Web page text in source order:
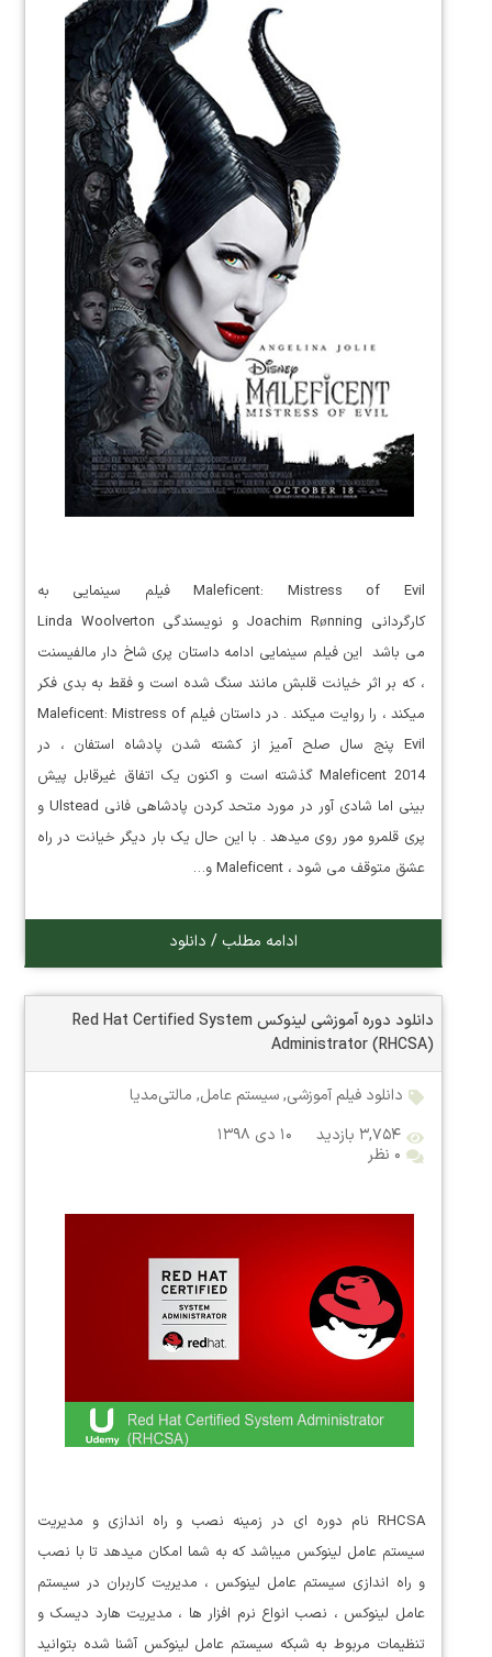
Maleficent: Mistress of Evil فیلم سینمایی به
کارگردانی Joachim Rønning و نویسندگی Linda Woolverton
می باشد این فیلم سینمایی ادامه داستان پری شاخ دار مالفیسنت
، که بر اثر خیانت قلبش مانند سنگ شده است و فقط به بدی فکر
میکند ، را روایت میکند . در داستان فیلم Maleficent: Mistress of
Evil پنج سال صلح آمیز از کشته شدن پادشاه استفان ، در
Maleficent 2014 گذشته است و اکنون یک اتفاق غیرقابل پیش
بینی اما شادی آور در مورد متحد کردن پادشاهی فانی Ulstead و
پری قلمرو مور روی میدهد . با این حال یک بار دیگر خیانت در راه
عشق متوقف می شود ، Maleficent و…
ادامه مطلب / دانلود
دانلود دوره آموزشی لینوکس Red Hat Certified System
Administrator (RHCSA)
دانلود فیلم آموزشی,سیستم عامل, مالتی‌مدیا
۳,۷۵۴ بازدید
۱۰ دی ۱۳۹۸
۰ نظر
RHCSA نام دوره ای در زمینه نصب و راه اندازی و مدیریت
سیستم عامل لینوکس میباشد که به شما امکان میدهد تا با نصب
و راه اندازی سیستم عامل لینوکس ، مدیریت کاربران در سیستم
عامل لینوکس ، نصب انواع نرم افزار ها ، مدیریت هارد دیسک و
تنظیمات مربوط به شبکه سیستم عامل لینوکس آشنا شده بتوانید